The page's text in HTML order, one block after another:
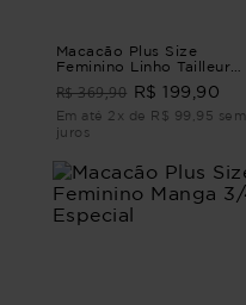
Macacão Plus Size
Feminino Linho Tailleur
MACACÃO LINHO
TAILLEUR Bege G4 - 54
R$ 369,90 R$ 199,90
Em até 2x de R$ 99,95 sem
juros